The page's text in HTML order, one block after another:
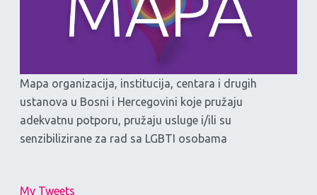
Mapa organizacija, institucija, centara i drugih
ustanova u Bosni i Hercegovini koje pružaju
adekvatnu potporu, pružaju usluge i/ili su
senzibilizirane za rad sa LGBTI osobama
My Tweets